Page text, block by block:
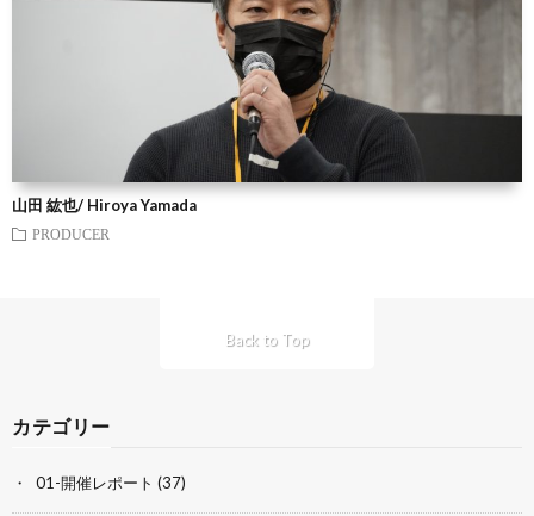
山田 紘也/ Hiroya Yamada
PRODUCER
Back to Top
カテゴリー
01-開催レポート (37)